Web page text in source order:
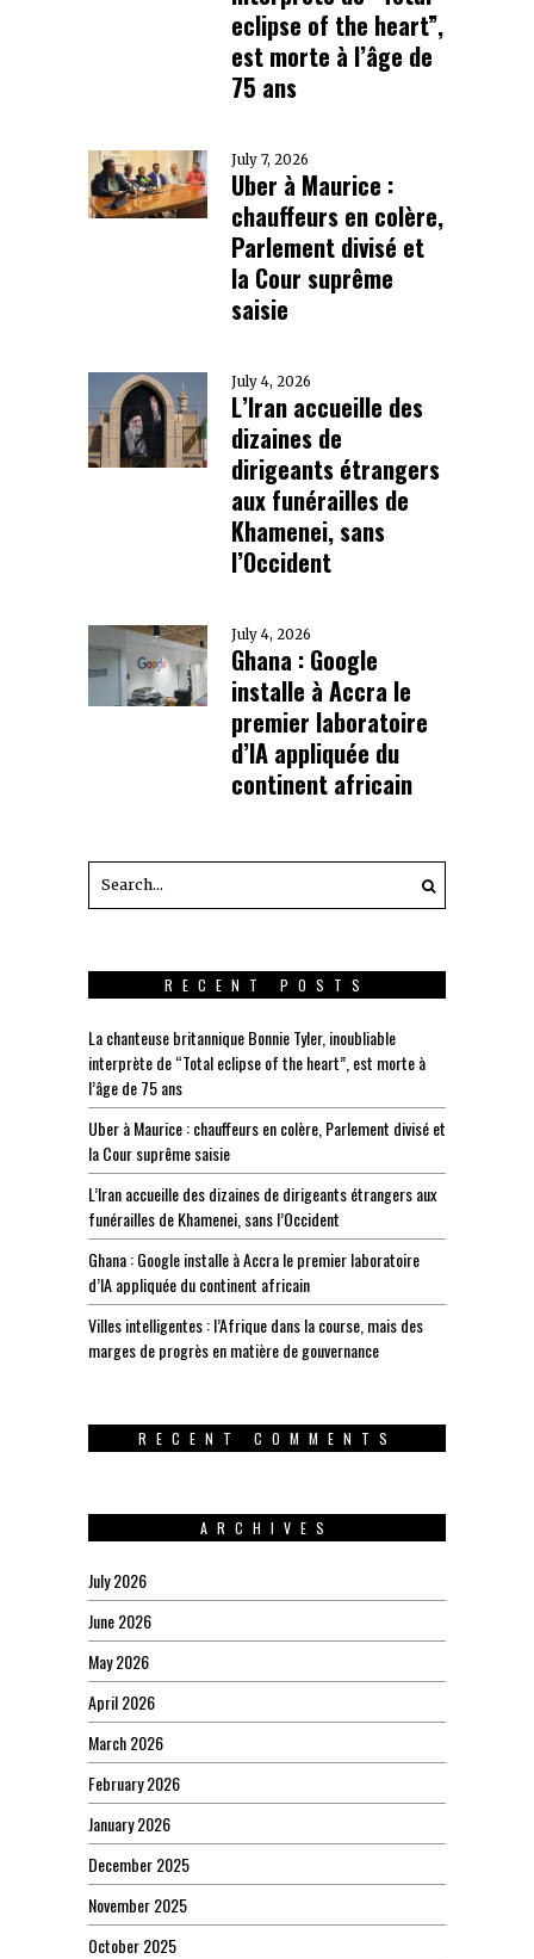
eclipse of the heart”,
est morte à l’âge de
75 ans
July 7, 2026
Uber à Maurice :
chauffeurs en colère,
Parlement divisé et
la Cour suprême
saisie
July 4, 2026
L’Iran accueille des
dizaines de
dirigeants étrangers
aux funérailles de
Khamenei, sans
l’Occident
July 4, 2026
Ghana : Google
installe à Accra le
premier laboratoire
d’IA appliquée du
continent africain
RECENT POSTS
La chanteuse britannique Bonnie Tyler, inoubliable
interprète de “Total eclipse of the heart”, est morte à
l’âge de 75 ans
Uber à Maurice : chauffeurs en colère, Parlement divisé et
la Cour suprême saisie
L’Iran accueille des dizaines de dirigeants étrangers aux
funérailles de Khamenei, sans l’Occident
Ghana : Google installe à Accra le premier laboratoire
d’IA appliquée du continent africain
Villes intelligentes : l’Afrique dans la course, mais des
marges de progrès en matière de gouvernance
RECENT COMMENTS
ARCHIVES
July 2026
June 2026
May 2026
April 2026
March 2026
February 2026
January 2026
December 2025
November 2025
October 2025